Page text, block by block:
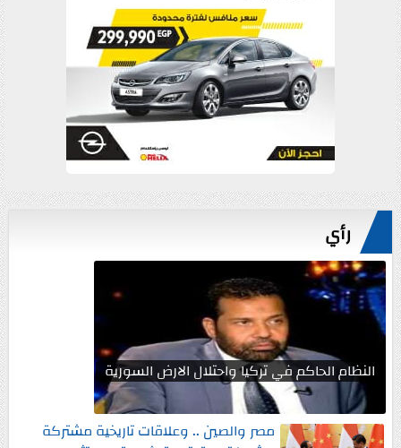
رأي
النظام الحاكم في تركيا واحتلال الارض السورية
مصر والصين .. وعلاقات تاريخية مشتركة